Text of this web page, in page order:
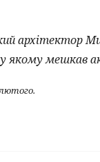
архітектор
якому мешкав